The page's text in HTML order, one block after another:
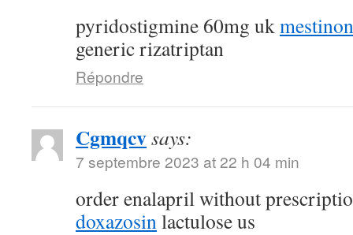
pyridostigmine 60mg uk
generic rizatriptan
Répondre
Cgmqcvsays:
7 septembre 2023 at 22 h 04 min
order enalapril without
doxazosinlactulose us